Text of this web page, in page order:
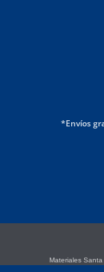
*Envíos
Materiales